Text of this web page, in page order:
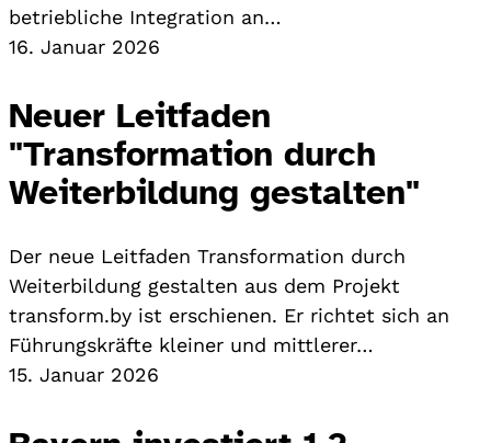
betriebliche Integration an…
16. Januar 2026
Neuer Leitfaden
"Transformation durch
Weiterbildung gestalten"
Der neue Leitfaden Transformation durch
Weiterbildung gestalten aus dem Projekt
transform.by ist erschienen. Er richtet sich an
Führungskräfte kleiner und mittlerer…
15. Januar 2026